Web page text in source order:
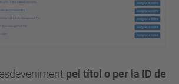
pel títol o per la ID de